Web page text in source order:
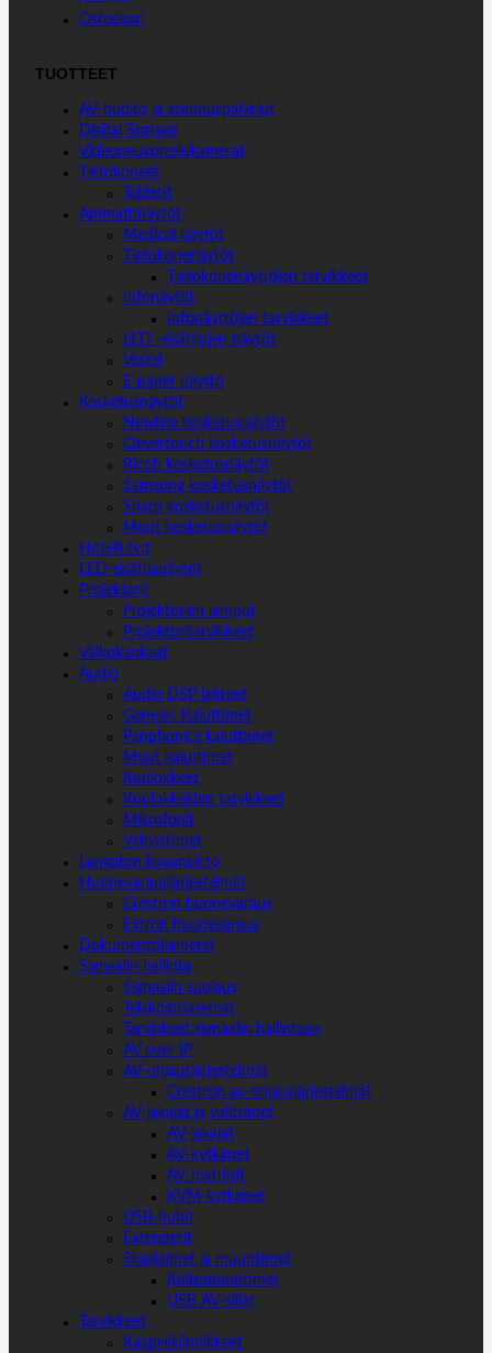
Ostoskori
TUOTTEET
AV-huolto ja asennuspalvelut
Digital Signage
Videoneuvottelukamerat
Tietokoneet
Tabletit
Ammattinäytöt
Medical näytöt
Tietokonenäytöt
Tietokonenäyttöjen tarvikkeet
Infonäytöt
Infonäyttöjen tarvikkeet
LED -sisätilojen näytöt
Vestel
E-paper näyttö
Kosketusnäytöt
Newline kosketusnäytöt
Clevertouch kosketusnäytöt
Ricoh kosketusnäytöt
Samsung kosketusnäytöt
Sharp kosketusnäytöt
Muut kosketusnäytöt
Hotelli tv:t
LED-sisätilanäytöt
Projektorit
Projektorien lamput
Projektoritarvikkeet
Valkokankaat
Audio
Audio DSP laitteet
Genelec Kaiuttimet
Panphonics kaiuttimet
Muut kaiuttimet
Kuulokkeet
Kuulokkeiden tarvikkeet
Mikrofonit
Vahvistimet
Langaton kuvansiirto
Huonevarausjärjestelmät
Crestron huonevaraus
Extron huonevaraus
Dokumenttikamerat
Signaalin hallinta
Signaalin suojaus
Telakointiasemat
Tarvikkeet signaalin hallintaan
AV over IP
AV-ohjausjärjestelmät
Crestron av-ohjausjärjestelmät
AV-jakajat ja valitsimet
AV-jakajat
AV-kytkimet
AV-matriisit
KVM-kytkimet
USB-hubit
Extenderit
Skaalaimet ja muuntimet
Kuitumuuntimet
USB AV-sillat
Tarvikkeet
Kaapelikiinnikkeet